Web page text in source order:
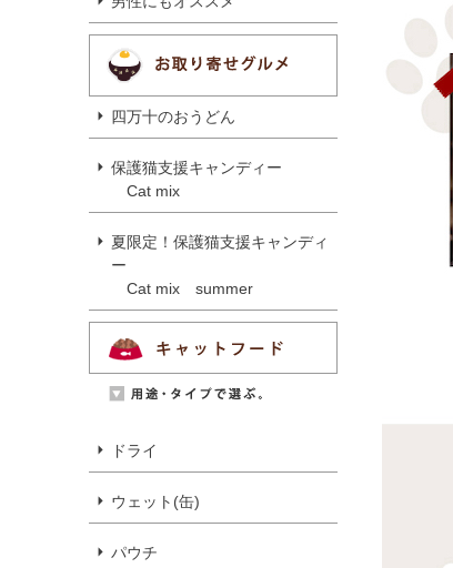
四万十のおうどん
保護猫支援キャンディー
Cat mix
夏限定！保護猫支援キャンディ
ー
Cat mix summer
ドライ
ウェット(缶)
パウチ